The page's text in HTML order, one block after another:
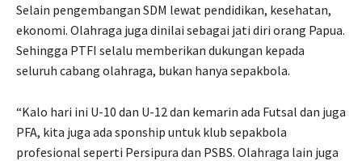
Selain pengembangan SDM lewat pendidikan, kesehatan,
ekonomi. Olahraga juga dinilai sebagai jati diri orang Papua.
Sehingga PTFI selalu memberikan dukungan kepada
seluruh cabang olahraga, bukan hanya sepakbola.
“Kalo hari ini U-10 dan U-12 dan kemarin ada Futsal dan juga
PFA, kita juga ada sponship untuk klub sepakbola
profesional seperti Persipura dan PSBS. Olahraga lain juga